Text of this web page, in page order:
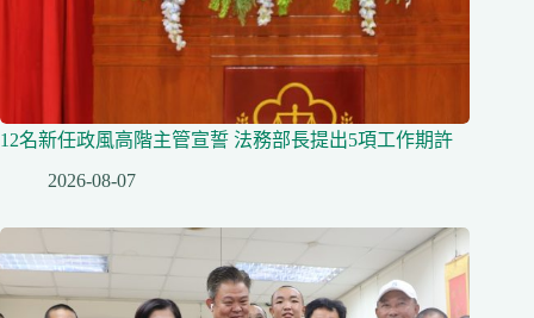
12名新任政風高階主管宣誓 法務部長提出5項工作期許
2026-08-07